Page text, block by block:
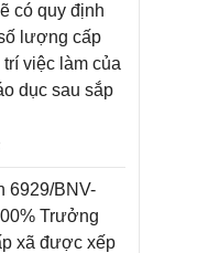
có quy định
lượng cấp
trí việc làm của
dục sau sắp
6929/BNV-
Trưởng
xã được xếp